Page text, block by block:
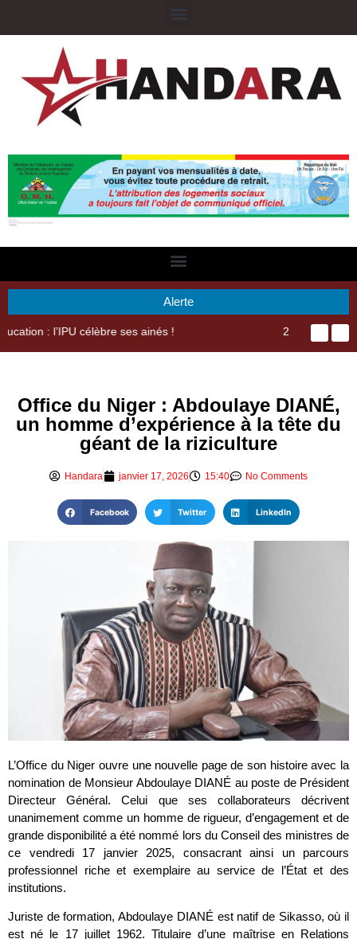
Alerte
29ème Assemblée Générale Ordinaire de l’Union Nyèsigiso : L’encours total des dépôts des membres passé de 18 milliards en 2024 à 21 milliards en 2025
Office du Niger : Abdoulaye DIANÉ,
un homme d’expérience à la tête du
géant de la riziculture
Handara janvier 17, 2026 15:40 No Comments
Facebook Twitter LinkedIn
L’Office du Niger ouvre une nouvelle page de son histoire avec la
nomination de Monsieur Abdoulaye DIANÉ au poste de Président
Directeur Général. Celui que ses collaborateurs décrivent
unanimement comme un homme de rigueur, d’engagement et de
grande disponibilité a été nommé lors du Conseil des ministres de
ce vendredi 17 janvier 2025, consacrant ainsi un parcours
professionnel riche et exemplaire au service de l’État et des
institutions.
Juriste de formation, Abdoulaye DIANÉ est natif de Sikasso, où il
est né le 17 juillet 1962. Titulaire d’une maîtrise en Relations